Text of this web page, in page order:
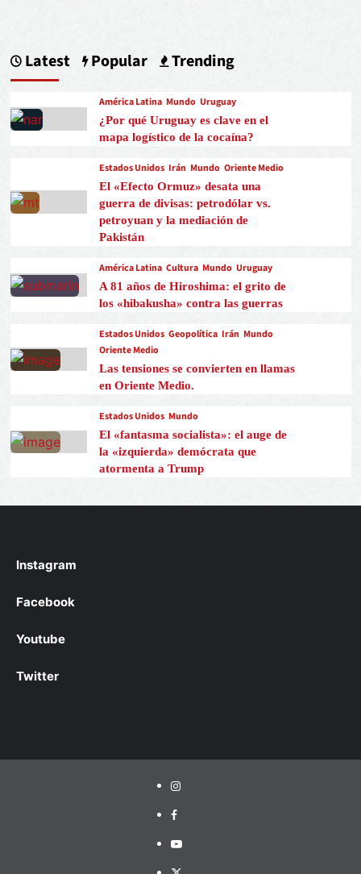
Latest Popular Trending
América Latina Mundo Uruguay
¿Por qué Uruguay es clave en el
mapa logístico de la cocaína?
Estados Unidos Irán Mundo Oriente Medio
El «Efecto Ormuz» desata una
guerra de divisas: petrodólar vs.
petroyuan y la mediación de
Pakistán
América Latina Cultura Mundo Uruguay
A 81 años de Hiroshima: el grito de
los «hibakusha» contra las guerras
Estados Unidos Geopolítica Irán Mundo
Oriente Medio
Las tensiones se convierten en llamas
en Oriente Medio.
Estados Unidos Mundo
El «fantasma socialista»: el auge de
la «izquierda» demócrata que
atormenta a Trump
Instagram
Facebook
Youtube
Twitter